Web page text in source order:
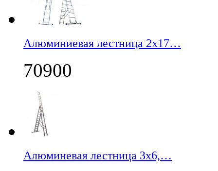
Алюминиевая лестница 2х17…
70900
Алюминевая лестница 3х6,…